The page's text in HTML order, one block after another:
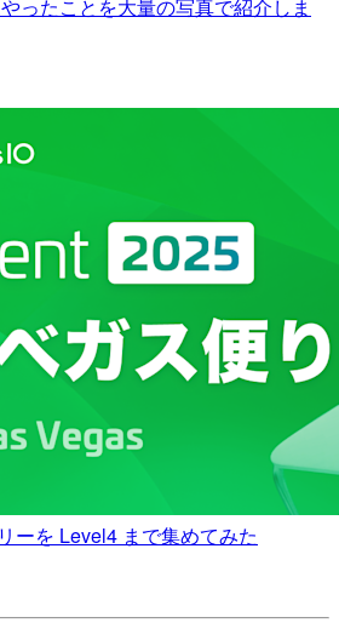
ったことを大量の写真で紹介しま
ーを Level4 まで集めてみた